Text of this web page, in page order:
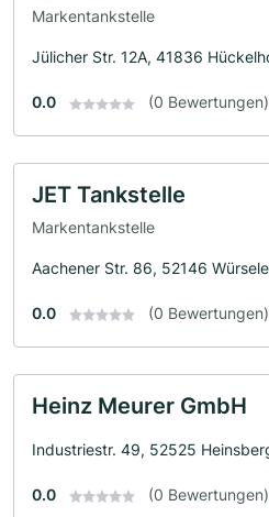
Markentankstelle
Jülicher Str. 12A, 41836
0.0 (0 Bewertungen)
JET Tankstelle
Markentankstelle
Aachener Str. 86, 52146
0.0 (0 Bewertungen)
Heinz Meurer GmbH
Industriestr. 49, 52525
0.0 (0 Bewertungen)